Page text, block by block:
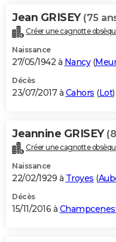
Jean GRISEY (75
Créer une cagnotte
Naissance
27/05/1942 à Nancy(
Décès
23/07/2017 à Cahors (Lot)
Jeannine GRISEY
Créer une cagnotte
Naissance
22/02/1929 à Troyes (
Décès
15/11/2016 à